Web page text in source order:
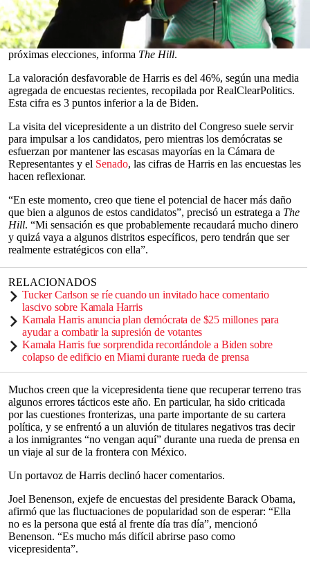
seconds
seconds
Aunque los vicepresidentes no suelen superar a su jefe en los
índices de aceptación, las bajas calificaciones de Harris están
complicando la estrategia de la administración de Biden en las
próximas elecciones, informa The Hill.
La valoración desfavorable de Harris es del 46%, según una media
agregada de encuestas recientes, recopilada por RealClearPolitics.
Esta cifra es 3 puntos inferior a la de Biden.
La visita del vicepresidente a un distrito del Congreso suele servir
para impulsar a los candidatos, pero mientras los demócratas se
esfuerzan por mantener las escasas mayorías en la Cámara de
Representantes y el Senado, las cifras de Harris en las encuestas les
hacen reflexionar.
“En este momento, creo que tiene el potencial de hacer más daño
que bien a algunos de estos candidatos”, precisó un estratega a The
Hill. “Mi sensación es que probablemente recaudará mucho dinero
y quizá vaya a algunos distritos específicos, pero tendrán que ser
realmente estratégicos con ella”.
RELACIONADOS
Tucker Carlson se ríe cuando un invitado hace comentario
lascivo sobre Kamala Harris
Kamala Harris anuncia plan demócrata de $25 millones para
ayudar a combatir la supresión de votantes
Kamala Harris fue sorprendida recordándole a Biden sobre
colapso de edificio en Miami durante rueda de prensa
Muchos creen que la vicepresidenta tiene que recuperar terreno tras
algunos errores tácticos este año. En particular, ha sido criticada
por las cuestiones fronterizas, una parte importante de su cartera
política, y se enfrentó a un aluvión de titulares negativos tras decir
a los inmigrantes “no vengan aquí” durante una rueda de prensa en
un viaje al sur de la frontera con México.
Un portavoz de Harris declinó hacer comentarios.
Joel Benenson, exjefe de encuestas del presidente Barack Obama,
afirmó que las fluctuaciones de popularidad son de esperar: “Ella
no es la persona que está al frente día tras día”, mencionó
Benenson. “Es mucho más difícil abrirse paso como
vicepresidenta”.